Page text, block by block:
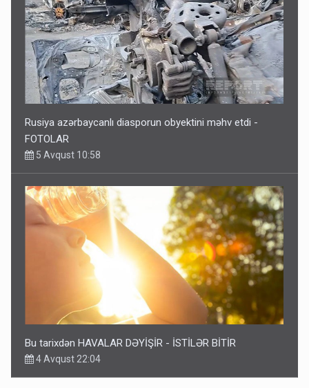
Rusiya azərbaycanlı diasporun obyektini məhv etdi -
FOTOLAR
5 Avqust 10:58
Bu tarixdən HAVALAR DƏYİŞİR - İSTİLƏR BİTİR
4 Avqust 22:04